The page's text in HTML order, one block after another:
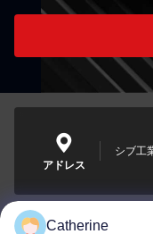
アドレス
シブ工
Catherine